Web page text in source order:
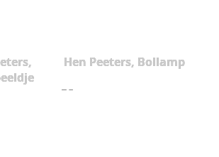
Hen Peeters, Bollamp